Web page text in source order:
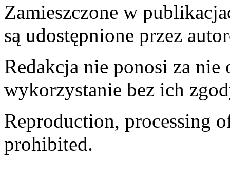
Zamieszczone w
są udostępnione przez
Redakcja nie ponosi za
wykorzystanie bez ich
Reproduction, processing
prohibited.